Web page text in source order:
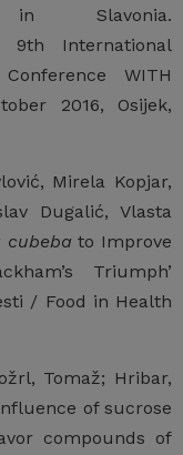
in Slavonia.
9th International
WITH
2016, Osijek,
Mirela Kopjar,
Dugalić, Vlasta
cubebato Improve
Triumph’
/ Food in Health
Tomaž; Hribar,
of sucrose
compounds of